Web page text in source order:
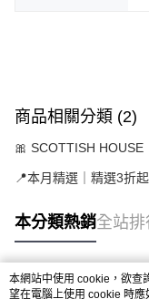
商品相關分類 (2)
🎀 SCOTTISH HOUSE
📍本月精選｜精選3折起
本分類熱銷全站排
熱門標籤
本網站中使用 cookie，欲查
望在電腦上使用 cookie 時